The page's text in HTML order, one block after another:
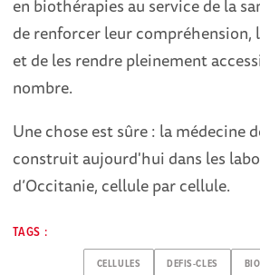
en biothérapies au service de la
de renforcer leur
et de les rendre pleinement
nombre.
Une chose est sûre : la médecine
construit aujourd'hui dans les
d’Occitanie, cellule par cellule.
TAGS :
CELLULES DEFIS-CLES